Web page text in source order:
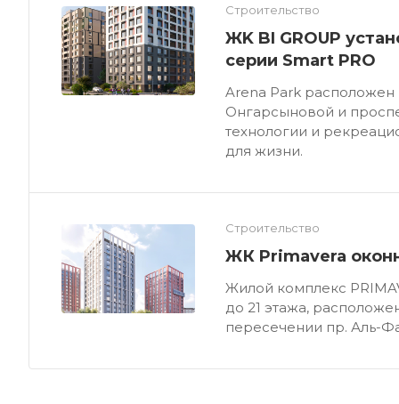
Строительство
ЖK BI GROUP
серии Smart PRO
Arena Park
Онгарсыновой и
технологии и
для жизни.
Строительство
ЖК Primavera
Жилой комплекс
до 21 этажа,
пересечении пр. Аль-